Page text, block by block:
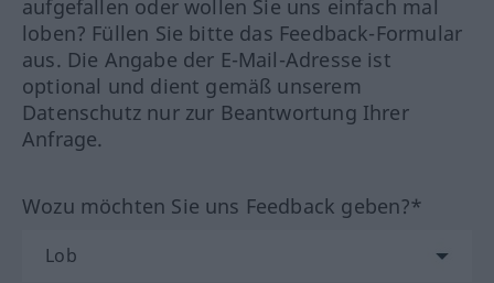
aufgefallen oder wollen Sie uns einfach mal
loben? Füllen Sie bitte das Feedback-Formular
aus. Die Angabe der E-Mail-Adresse ist
optional und dient gemäß unserem
Datenschutz nur zur Beantwortung Ihrer
Anfrage.
Wozu möchten Sie uns Feedback geben?*